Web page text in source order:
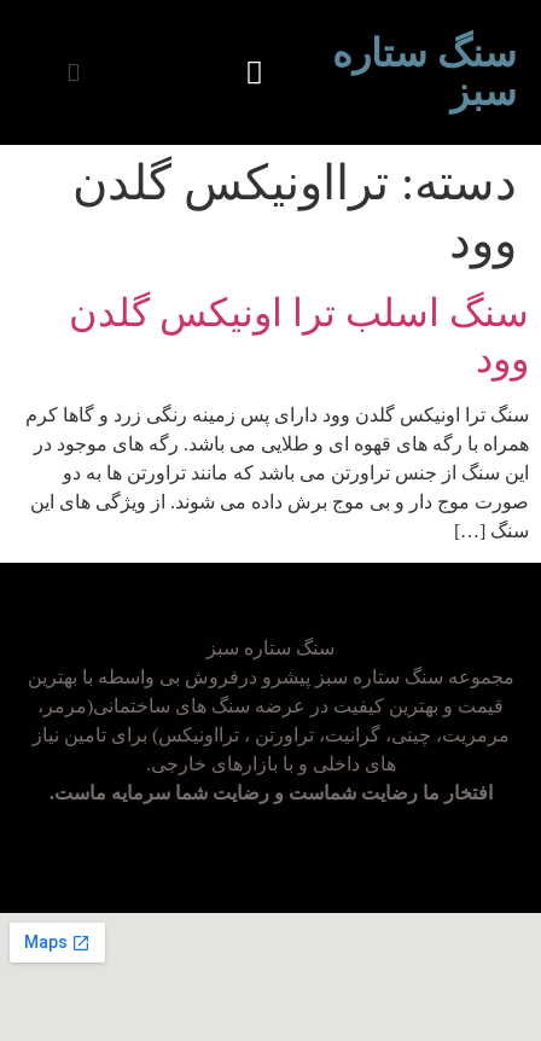
سنگ ستاره
سبز
دسته: ترااونیکس گلدن
وود
سنگ اسلب ترا اونیکس گلدن
وود
سنگ ترا اونیکس گلدن وود دارای پس زمینه رنگی زرد و گاها کرم
همراه با رگه های قهوه ای و طلایی می باشد. رگه های موجود در
این سنگ از جنس تراورتن می باشد که مانند تراورتن ها به دو
صورت موج دار و بی موج برش داده می شوند. از ویژگی های این
سنگ […]
سنگ ستاره سبز
مجموعه سنگ ستاره سبز پیشرو درفروش بی واسطه با بهترین
قیمت و بهترین کیفیت در عرضه سنگ های ساختمانی(مرمر،
مرمریت، چینی، گرانیت، تراورتن ، ترااونیکس) برای تامین نیاز
های داخلی و با بازارهای خارجی.
افتخار ما رضایت شماست و رضایت شما سرمایه ماست.